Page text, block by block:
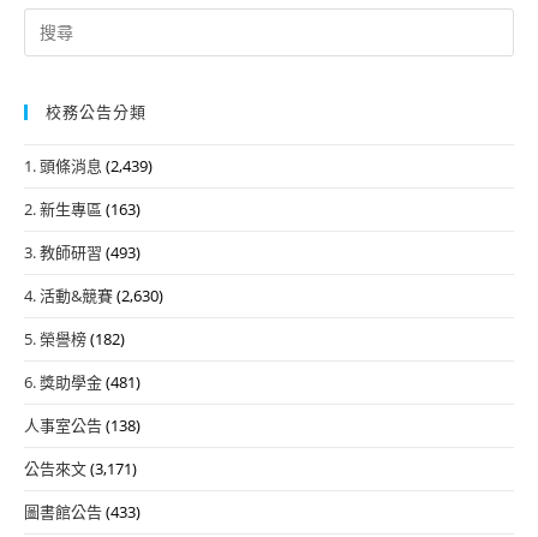
Search
for:
校務公告分類
1. 頭條消息 (2,439)
2. 新生專區 (163)
3. 教師研習 (493)
4. 活動&競賽(2,630)
5. 榮譽榜(182)
6. 獎助學金(481)
人事室公告(138)
公告來文(3,171)
圖書館公告(433)